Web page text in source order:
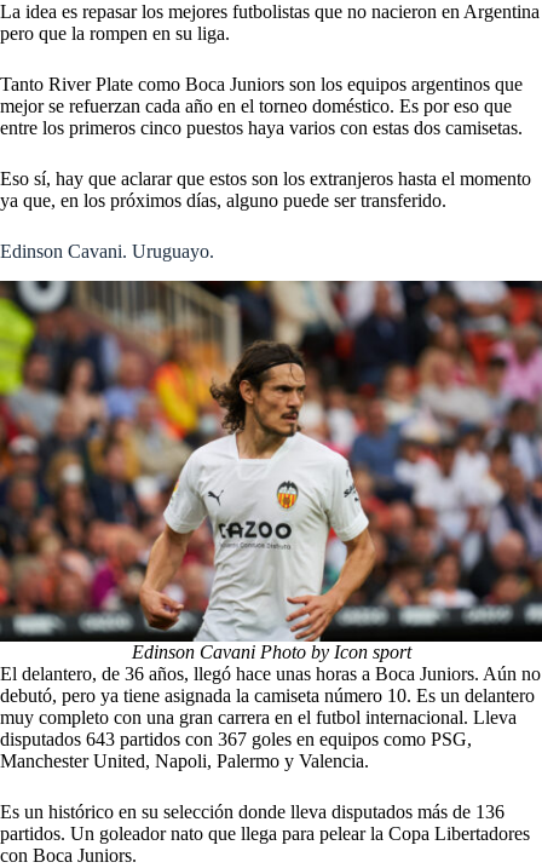
La idea es repasar los mejores futbolistas que no nacieron en Argentina
pero que la rompen en su liga.
Tanto River Plate como Boca Juniors son los equipos argentinos que
mejor se refuerzan cada año en el torneo doméstico. Es por eso que
entre los primeros cinco puestos haya varios con estas dos camisetas.
Eso sí, hay que aclarar que estos son los extranjeros hasta el momento
ya que, en los próximos días, alguno puede ser transferido.
Edinson Cavani. Uruguayo.
Edinson Cavani Photo by Icon sport
El delantero, de 36 años, llegó hace unas horas a Boca Juniors. Aún no
debutó, pero ya tiene asignada la camiseta número 10. Es un delantero
muy completo con una gran carrera en el futbol internacional. Lleva
disputados 643 partidos con 367 goles en equipos como PSG,
Manchester United, Napoli, Palermo y Valencia.
Es un histórico en su selección donde lleva disputados más de 136
partidos. Un goleador nato que llega para pelear la Copa Libertadores
con Boca Juniors.